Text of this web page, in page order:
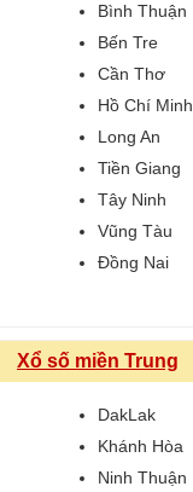
Bình Thuận
Bến Tre
Cần Thơ
Hồ Chí Minh
Long An
Tiền Giang
Tây Ninh
Vũng Tàu
Đồng Nai
Xổ số miền Trung
DakLak
Khánh Hòa
Ninh Thuận